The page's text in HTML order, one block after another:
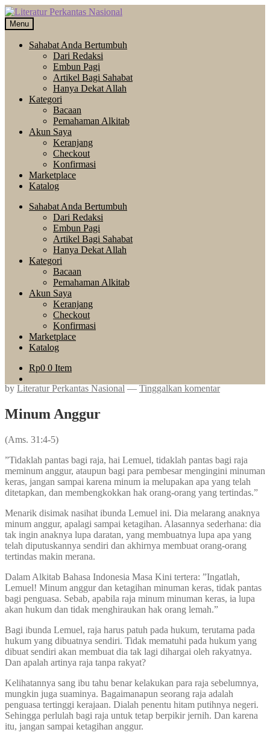
Skip
to
navigation
Langsung
ke
isi
Menu
Sahabat Anda Bertumbuh
Dari Redaksi
Embun Pagi
Artikel Bagi Sahabat
Hanya Dekat Allah
Kategori
Bacaan
Pemahaman Alkitab
Akun Saya
Keranjang
Checkout
Konfirmasi
Marketplace
Katalog
Sahabat Anda Bertumbuh
Dari Redaksi
Embun Pagi
Artikel Bagi Sahabat
Hanya Dekat Allah
Kategori
Bacaan
Pemahaman Alkitab
Akun Saya
Keranjang
Checkout
Konfirmasi
Marketplace
Katalog
Rp0 0 Item
by Literatur Perkantas Nasional — Tinggalkan komentar
Minum Anggur
(Ams. 31:4-5)
”Tidaklah pantas bagi raja, hai Lemuel, tidaklah pantas bagi raja
meminum anggur, ataupun bagi para pembesar mengingini minuman
keras, jangan sampai karena minum ia melupakan apa yang telah
ditetapkan, dan membengkokkan hak orang-orang yang tertindas.”
Menarik disimak nasihat ibunda Lemuel ini. Dia melarang anaknya
minum anggur, apalagi sampai ketagihan. Alasannya sederhana: dia
tak ingin anaknya lupa daratan, yang membuatnya lupa apa yang
telah diputuskannya sendiri dan akhirnya membuat orang-orang
tertindas makin merana.
Dalam Alkitab Bahasa Indonesia Masa Kini tertera: ”Ingatlah,
Lemuel! Minum anggur dan ketagihan minuman keras, tidak pantas
bagi penguasa. Sebab, apabila raja minum minuman keras, ia lupa
akan hukum dan tidak menghiraukan hak orang lemah.”
Bagi ibunda Lemuel, raja harus patuh pada hukum, terutama pada
hukum yang dibuatnya sendiri. Tidak mematuhi pada hukum yang
dibuat sendiri akan membuat dia tak lagi dihargai oleh rakyatnya.
Dan apalah artinya raja tanpa rakyat?
Kelihatannya sang ibu tahu benar kelakukan para raja sebelumnya,
mungkin juga suaminya. Bagaimanapun seorang raja adalah
penguasa tertinggi kerajaan. Dialah penentu hitam putihnya negeri.
Sehingga perlulah bagi raja untuk tetap berpikir jernih. Dan karena
itu, jangan sampai ketagihan anggur.